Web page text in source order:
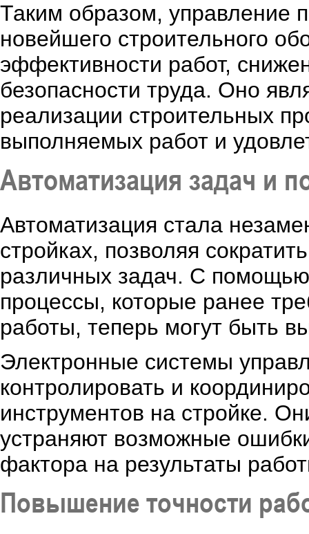
Таким образом, управление
новейшего строительного
эффективности работ,
безопасности труда. Оно
реализации строительных
выполняемых работ и
Автоматизация задач и
Автоматизация стала
стройках, позволяя
различных задач. С
процессы, которые ранее
работы, теперь могут быть
Электронные системы
контролировать и
инструментов на стройке.
устраняют возможные
фактора на результаты
Повышение точности